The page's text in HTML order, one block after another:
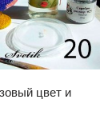
цвет и